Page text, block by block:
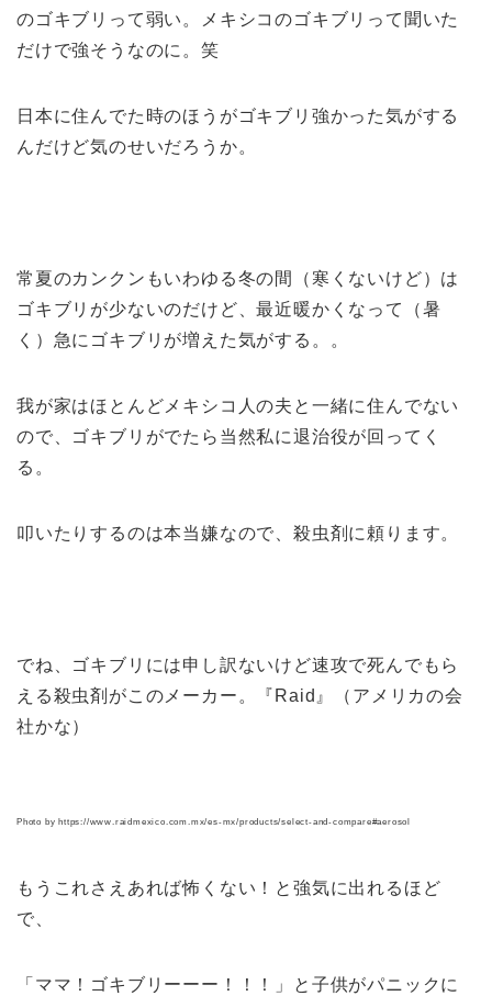
のゴキブリって弱い。メキシコのゴキブリって聞いた
だけで強そうなのに。笑
日本に住んでた時のほうがゴキブリ強かった気がする
んだけど気のせいだろうか。
常夏のカンクンもいわゆる冬の間（寒くないけど）は
ゴキブリが少ないのだけど、最近暖かくなって（暑
く）急にゴキブリが増えた気がする。。
我が家はほとんどメキシコ人の夫と一緒に住んでない
ので、ゴキブリがでたら当然私に退治役が回ってく
る。
叩いたりするのは本当嫌なので、殺虫剤に頼ります。
でね、ゴキブリには申し訳ないけど速攻で死んでもら
える殺虫剤がこのメーカー。『Raid』（アメリカの会
社かな）
Photo by https://www.raidmexico.com.mx/es-mx/products/select-and-compare#aerosol
もうこれさえあれば怖くない！と強気に出れるほど
で、
「ママ！ゴキブリーーー！！！」と子供がパニックに